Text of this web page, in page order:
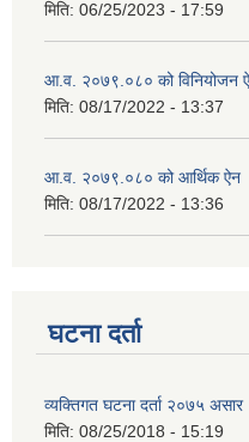
मिति: 06/25/2023 - 17:59
आ.व. २०७९.०८० को विनियोजन
मिति: 08/17/2022 - 13:37
आ.व. २०७९.०८० को आर्थिक ऐन
मिति: 08/17/2022 - 13:36
घटना दर्ता
व्यक्तिगत घटना दर्ता २०७५ असार
मिति: 08/25/2018 - 15:19